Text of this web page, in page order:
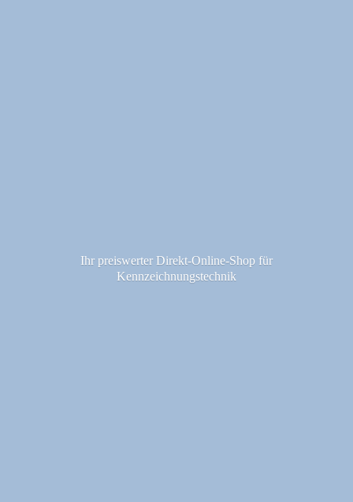
Ihr preiswerter Direkt-Online-Shop für
Kennzeichnungstechnik